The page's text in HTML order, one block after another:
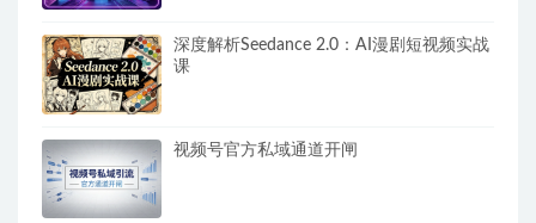
深度解析Seedance 2.0：AI漫剧短视频实战
课
视频号官方私域通道开闸